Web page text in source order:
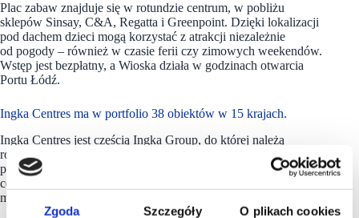
Zgoda Szczegóły O plikach cookies
Plac zabaw znajduje się w rotundzie centrum, w pobliżu
sklepów Sinsay, C&A, Regatta i Greenpoint. Dzięki lokalizacji
pod dachem dzieci mogą korzystać z atrakcji niezależnie
od pogody – również w czasie ferii czy zimowych weekendów.
Wstęp jest bezpłatny, a Wioska działa w godzinach otwarcia
Portu Łódź.
Ingka Centres ma w portfolio 38 obiektów w 15 krajach.
Ingka Centres jest częścią Ingka Group, do której należą
również IKEA Retail oraz Ingka Investments. Firma może
pochwalić się ponad 50-letnim doświadczeniem w zarządzaniu
centrami handlowymi i obecnie współpracuje z ponad 2500
marek, a jej portfolio obejmuje 38 obiektów w 15 krajach.